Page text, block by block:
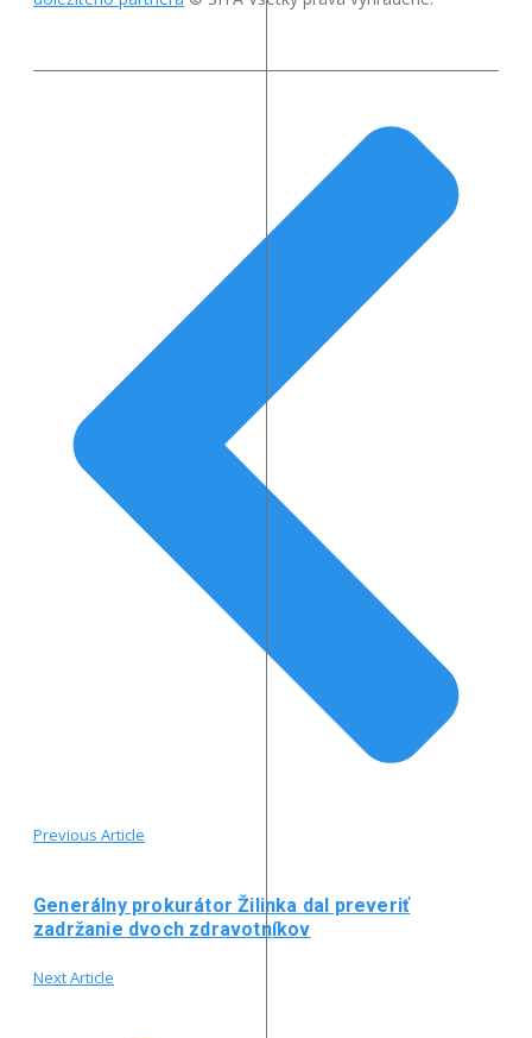
Previous Article
Generálny prokurátor Žilinka dal preveriť
zadržanie dvoch zdravotníkov
Next Article